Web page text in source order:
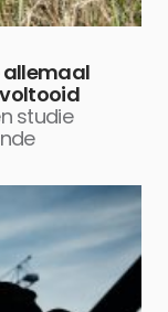
allemaal
studie